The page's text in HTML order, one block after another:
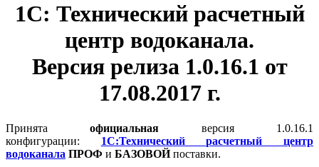
1С: Технический расчетный
центр водоканала.
Версия релиза 1.0.16.1 от
17.08.2017 г.
Принятаофициальная версия 1.0.16.1
конфигурации: 1С:Технический расчетный центр
водоканала ПРОФ и БАЗОВОЙпоставки.